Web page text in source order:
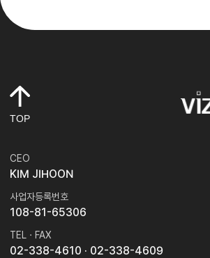
TOP
CEO
KIM JIHOON
사업자등록번호
108-81-65306
TEL · FAX
02-338-4610 · 02-338-4609